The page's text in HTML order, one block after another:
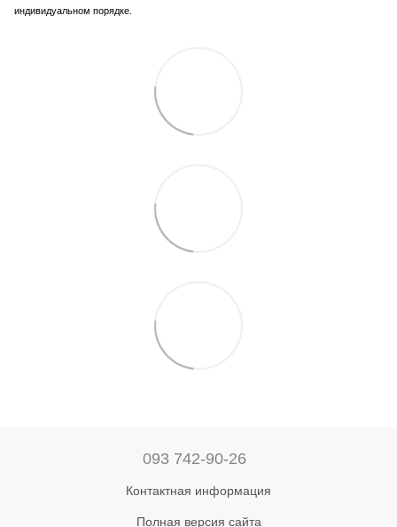
индивидуальном порядке.
093 742-90-26
Контактная информация
Полная версия сайта